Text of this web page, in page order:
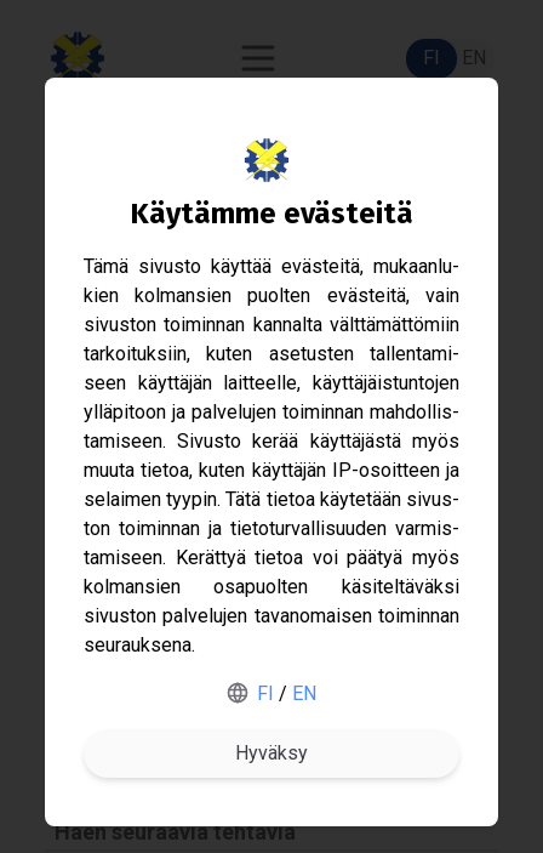
Gofore
Nokia
FI EN
Var­si­nai­nen Hal­li­tus 2026 -
Hake­mus
Nimeni
Haen seuraavia tehtäviä
Käy­tämme eväs­teitä
Tämä sivusto käyt­tää eväs­teitä, mukaan­lu­
kien kol­man­sien puol­ten eväs­teitä, vain
sivus­ton toi­min­nan kan­nalta vält­tä­mät­tö­miin
tar­koi­tuk­siin, kuten ase­tus­ten tal­len­ta­mi­
seen käyt­tä­jän lait­teelle, käyt­tä­jäis­tun­to­jen
yllä­pi­toon ja pal­ve­lu­jen toi­min­nan mah­dol­lis­
ta­mi­seen. Sivusto kerää käyt­tä­jästä myös
muuta tie­toa, kuten käyt­tä­jän IP-​osoitteen ja
selai­men tyy­pin. Tätä tie­toa käy­te­tään sivus­
ton toi­min­nan ja tie­to­tur­val­li­suu­den var­mis­
ta­mi­seen. Kerät­tyä tie­toa voi pää­tyä myös
kol­man­sien osa­puol­ten käsi­tel­tä­väksi
sivus­ton pal­ve­lu­jen tavan­omai­sen toi­min­nan
seu­rauk­sena.
FI / EN